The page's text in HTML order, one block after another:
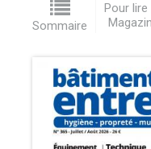
Sommaire
Pour